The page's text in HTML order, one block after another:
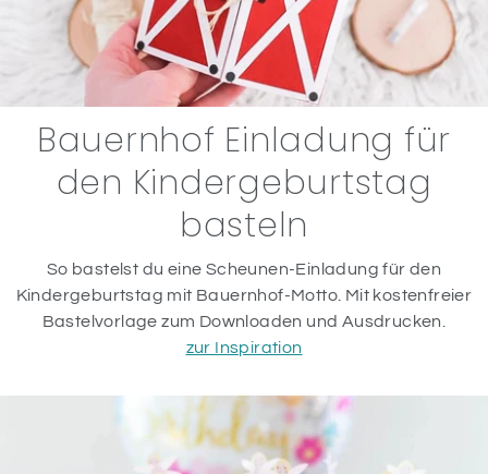
Bauernhof Einladung für
den Kindergeburtstag
basteln
So bastelst du eine Scheunen-Einladung für den
Kindergeburtstag mit Bauernhof-Motto. Mit kostenfreier
Bastelvorlage zum Downloaden und Ausdrucken.
zur Inspiration